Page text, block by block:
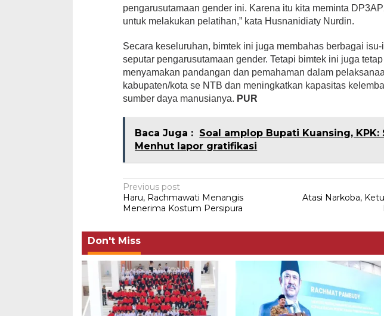
pengarusutamaan gender ini. Karena itu kita meminta
untuk melakukan pelatihan,” kata Husnanidiaty Nurdin.
Secara keseluruhan, bimtek ini juga membahas berbagai
seputar pengarusutamaan gender. Tetapi bimtek ini juga
menyamakan pandangan dan pemahaman dalam
kabupaten/kota se NTB dan meningkatkan kapasitas
sumber daya manusianya. PUR
Baca Juga : Soal amplop Bupati Kuansing, KPK:
Menhut lapor gratifikasi
Post
navigation
Previous post
Haru, Rachmawati Menangis
Menerima Kostum Persipura
Atasi Narkoba,
Don't Miss